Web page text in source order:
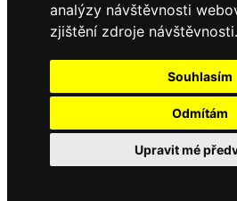
analýzy návštěvnosti
zjištění zdroje návštěvnosti.
Souhlasím
Odmítám
Upravit mé